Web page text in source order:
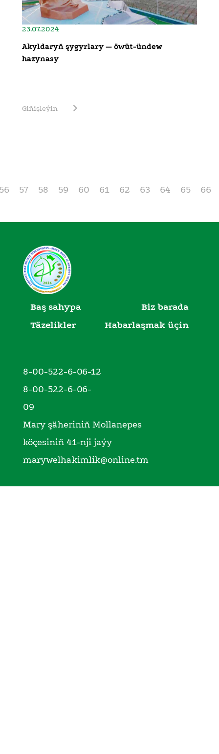
23.07.2024
Akyldaryň şygyrlary — öwüt-ündew
hazynasy
Giňişleýin
57 58 59 60 61 62 63 64 65 66
Baş sahypa
Biz barada
Täzelikler
Habarlaşmak üçin
8-00-522-6-06-12
8-00-522-6-06-
09
Mary şäheriniň Mollanepes
köçesiniň 41-nji jaýy
marywelhakimlik@online.tm